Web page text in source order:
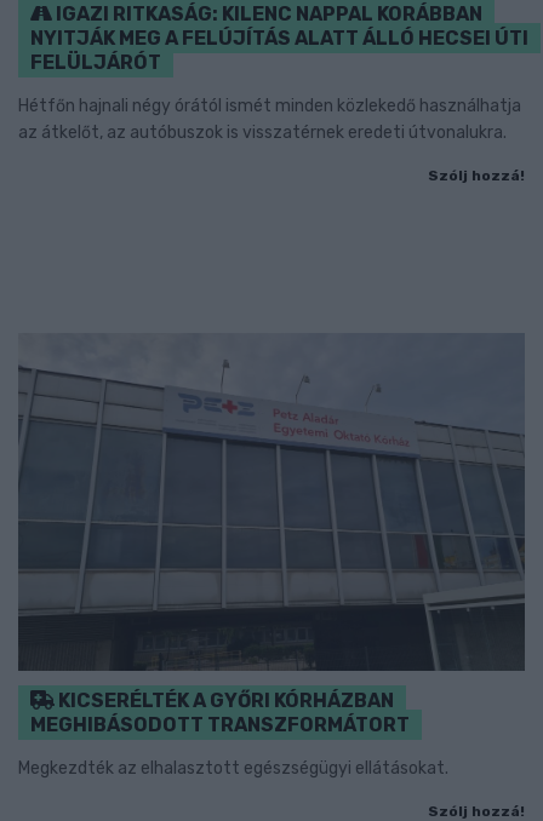
IGAZI RITKASÁG: KILENC NAPPAL KORÁBBAN
NYITJÁK MEG A FELÚJÍTÁS ALATT ÁLLÓ HECSEI ÚTI
FELÜLJÁRÓT
Hétfőn hajnali négy órától ismét minden közlekedő használhatja
az átkelőt, az autóbuszok is visszatérnek eredeti útvonalukra.
Szólj hozzá!
KICSERÉLTÉK A GYŐRI KÓRHÁZBAN
MEGHIBÁSODOTT TRANSZFORMÁTORT
Megkezdték az elhalasztott egészségügyi ellátásokat.
Szólj hozzá!